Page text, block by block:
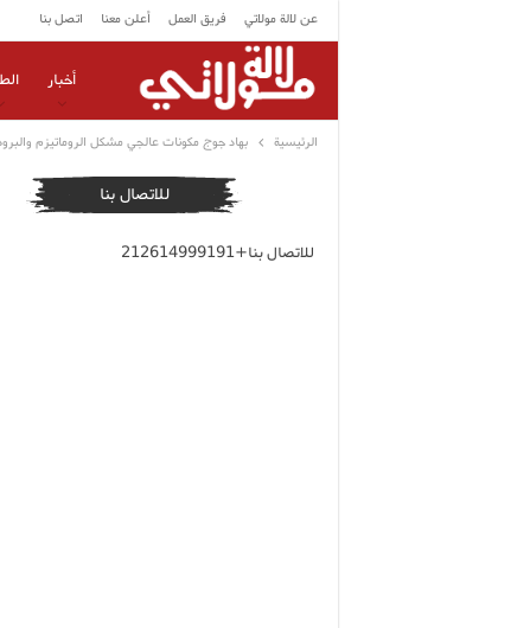
عن لالة مولاتي فريق العمل أعلن معنا اتصل بنا
أخبار
الرئيسية بهاد جوج مكونات عالجي مشكل الروماتيزم
للاتصال بنا
للاتصال بنا+212614999191